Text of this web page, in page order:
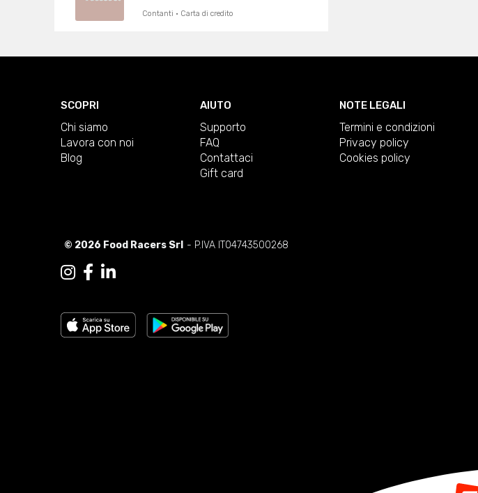
Contanti · Carta di credito
SCOPRI
Chi siamo
Lavora con noi
Blog
AIUTO
Supporto
FAQ
Contattaci
Gift card
NOTE LEGALI
Termini e condizioni
Privacy policy
Cookies policy
© 2026 Food Racers Srl - P.IVA IT04743500268